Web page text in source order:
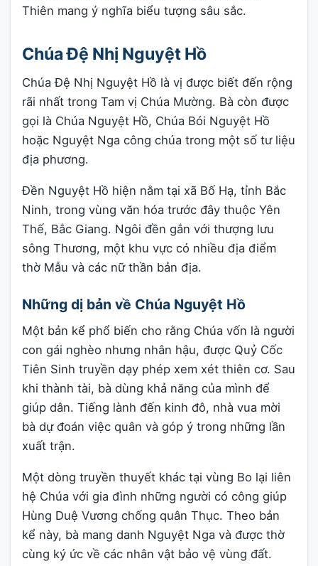
Thiên mang ý nghĩa biểu tượng sâu sắc.
Chúa Đệ Nhị Nguyệt Hồ
Chúa Đệ Nhị Nguyệt Hồ là vị được biết đến rộng
rãi nhất trong Tam vị Chúa Mường. Bà còn được
gọi là Chúa Nguyệt Hồ, Chúa Bói Nguyệt Hồ
hoặc Nguyệt Nga công chúa trong một số tư liệu
địa phương.
Đền Nguyệt Hồ hiện nằm tại xã Bố Hạ, tỉnh Bắc
Ninh, trong vùng văn hóa trước đây thuộc Yên
Thế, Bắc Giang. Ngôi đền gắn với thượng lưu
sông Thương, một khu vực có nhiều địa điểm
thờ Mẫu và các nữ thần bản địa.
Những dị bản về Chúa Nguyệt Hồ
Một bản kể phổ biến cho rằng Chúa vốn là người
con gái nghèo nhưng nhân hậu, được Quỷ Cốc
Tiên Sinh truyền dạy phép xem xét thiên cơ. Sau
khi thành tài, bà dùng khả năng của mình để
giúp dân. Tiếng lành đến kinh đô, nhà vua mời
bà dự đoán việc quân và góp ý trong những lần
xuất trận.
Một dòng truyền thuyết khác tại vùng Bo lại liên
hệ Chúa với gia đình những người có công giúp
Hùng Duệ Vương chống quân Thục. Theo bản
kể này, bà mang danh Nguyệt Nga và được thờ
cùng ký ức về các nhân vật bảo vệ vùng đất.